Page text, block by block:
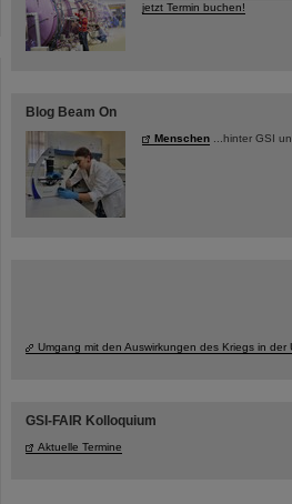
jetzt Termin buchen!
Blog Beam On
Menschen ...hinter GSI
Umgang mit den Auswirkungen des Kriegs in der
GSI-FAIR Kolloquium
Aktuelle Termine